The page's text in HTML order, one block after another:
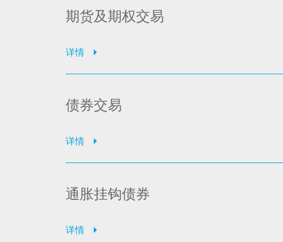
期货及期权交易
详情
债券交易
详情
通胀挂钩债券
详情